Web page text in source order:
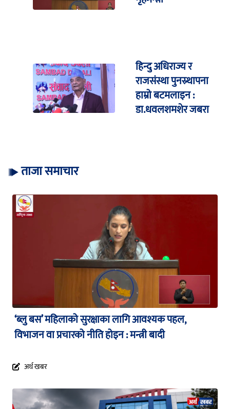
हिन्दु अधिराज्य र
राजसंस्था पुनस्र्थापना
हाम्रो बटमलाइन :
डा.धवलशमशेर जबरा
ताजा समाचार
‘ब्लु बस’ महिलाको सुरक्षाका लागि आवश्यक पहल,
विभाजन वा प्रचारको नीति होइन : मन्त्री बादी
अर्थ खबर